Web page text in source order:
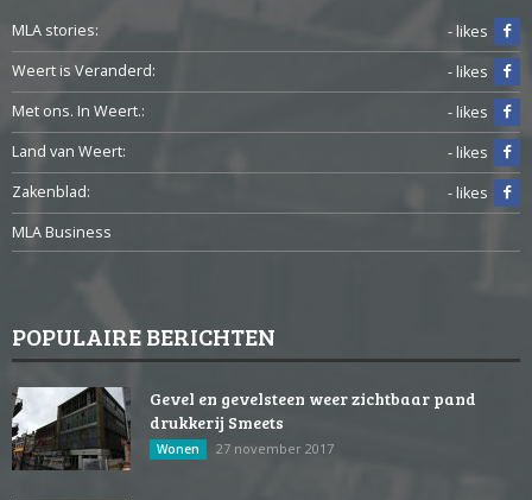
MLA stories:
- likes
Weert is Veranderd:
- likes
Met ons. In Weert.:
- likes
Land van Weert:
- likes
Zakenblad:
- likes
MLA Business
POPULAIRE BERICHTEN
Gevel en gevelsteen weer zichtbaar pand
drukkerij Smeets
Wonen 27 november 2017